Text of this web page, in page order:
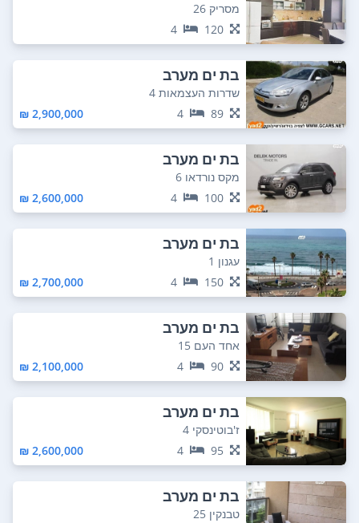
מסריק 26
120
4
בת ים מערב
שדרות העצמאות 4
89
4
2,900,000 ₪
בת ים מערב
מקס נורדאו 6
100
4
2,600,000 ₪
בת ים מערב
עגנון 1
150
4
2,700,000 ₪
בת ים מערב
אחד העם 15
90
4
2,100,000 ₪
בת ים מערב
ז'בוטינסקי 4
95
4
2,600,000 ₪
בת ים מערב
טבנקין 25